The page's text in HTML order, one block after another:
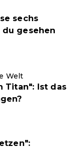
sechs
gesehen
Welt
Titan": Ist das